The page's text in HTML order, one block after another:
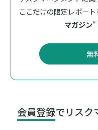
ここだけの限定レポート
マガジン"
無
会員登録でリスク